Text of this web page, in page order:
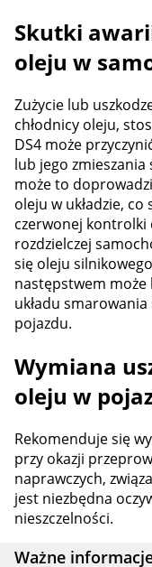
Skutki
oleju w
Zużycie lub
chłodnicy oleju,
DS4 może
lub jego zmieszania
może to
oleju w układzie,
czerwonej kontrolki
rozdzielczej
się oleju
następstwem może
układu smarowania
pojazdu.
Wymiana
oleju w
Rekomenduje się
przy okazji
naprawczych,
jest niezbędna
nieszczelności.
Ważne